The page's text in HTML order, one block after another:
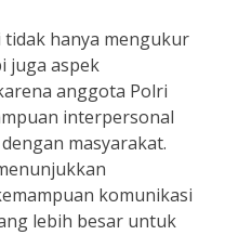
hanya mengukur
juga aspek
anggota Polri
interpersonal
masyarakat.
komunikasi
lebih besar untuk